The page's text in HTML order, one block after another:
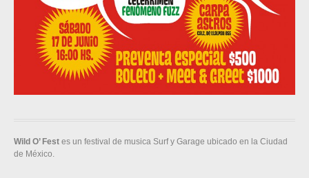
Wild O’ Fest es un festival de musica Surf y Garage ubicado en la Ciudad
de México.